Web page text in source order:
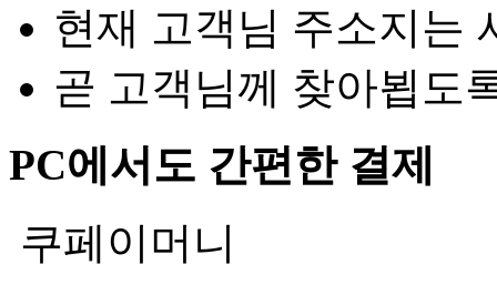
현재 고객님 주소지는
곧 고객님께 찾아뵙도
PC에서도 간편한 결제
쿠페이머니